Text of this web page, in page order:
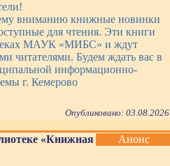
вниманию книжные новинки
для чтения. Эти книги
МАУК «МИБС» и ждут
читателями. Будем ждать вас в
информационно-
г. Кемерово
Опубликовано: 03.08.2026
«Книжная
Анонс